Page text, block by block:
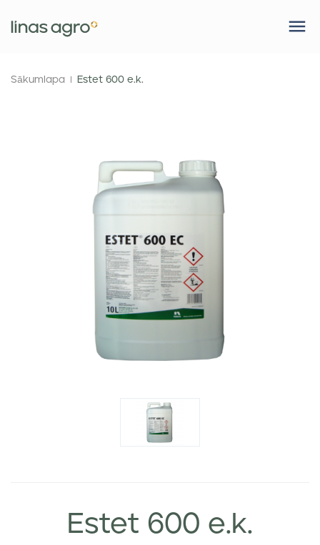
Sākumlapa Estet 600 e.k.
Estet 600 e.k.